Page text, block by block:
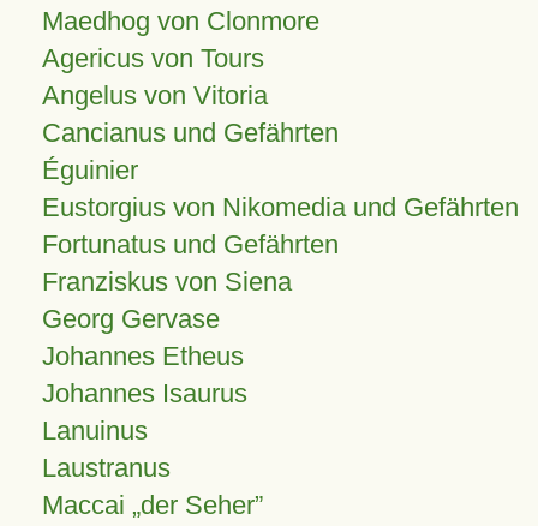
Maedhog von Clonmore
Agericus von Tours
Angelus von Vitoria
Cancianus und Gefährten
Éguinier
Eustorgius von Nikomedia und Gefährten
Fortunatus und Gefährten
Franziskus von Siena
Georg Gervase
Johannes Etheus
Johannes Isaurus
Lanuinus
Laustranus
Maccai „der Seher”